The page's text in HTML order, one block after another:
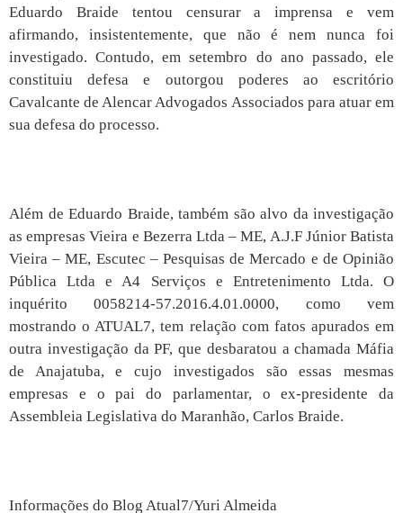
Eduardo Braide tentou censurar a imprensa e vem
afirmando, insistentemente, que não é nem nunca foi
investigado. Contudo, em setembro do ano passado, ele
constituiu defesa e outorgou poderes ao escritório
Cavalcante de Alencar Advogados Associados para atuar em
sua defesa do processo.
Além de Eduardo Braide, também são alvo da investigação
as empresas Vieira e Bezerra Ltda – ME, A.J.F Júnior Batista
Vieira – ME, Escutec – Pesquisas de Mercado e de Opinião
Pública Ltda e A4 Serviços e Entretenimento Ltda. O
inquérito 0058214-57.2016.4.01.0000, como vem
mostrando o ATUAL7, tem relação com fatos apurados em
outra investigação da PF, que desbaratou a chamada Máfia
de Anajatuba, e cujo investigados são essas mesmas
empresas e o pai do parlamentar, o ex-presidente da
Assembleia Legislativa do Maranhão, Carlos Braide.
Informações do Blog Atual7/Yuri Almeida